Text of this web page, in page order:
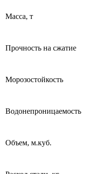
Масса, т
Прочность на сжатие
Морозостойкость
Водонепроницаемость
Объем, м.куб.